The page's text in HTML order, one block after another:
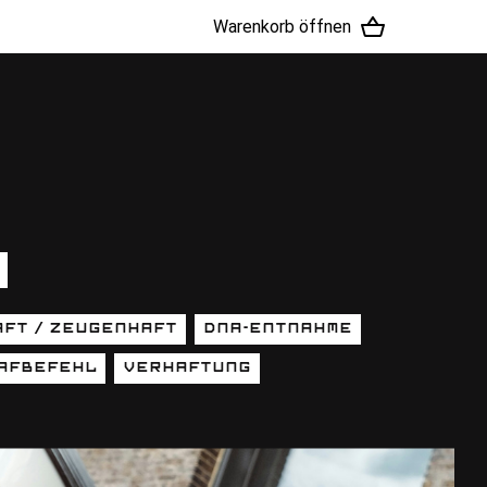
Warenkorb öffnen
/ Zeugenhaft DNA-Entnahme
Verhaftung